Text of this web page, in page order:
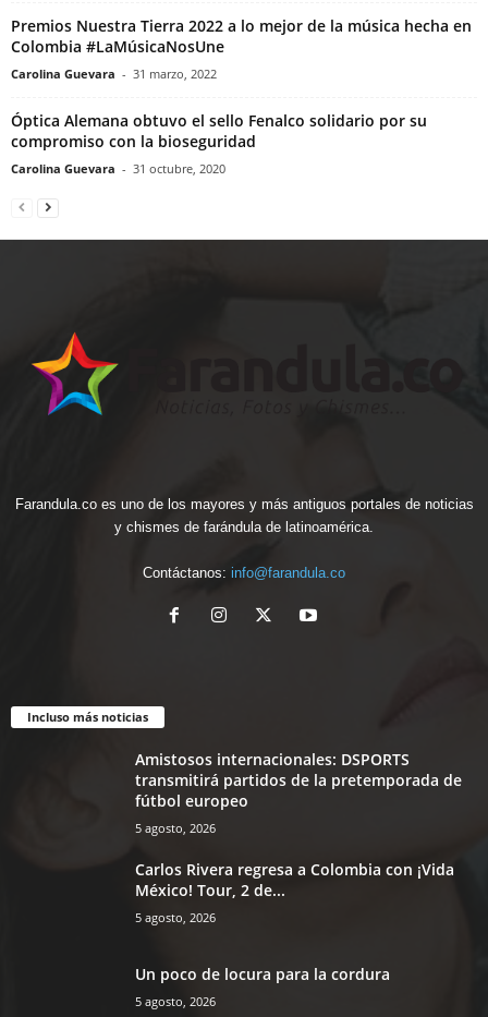
Premios Nuestra Tierra 2022 a lo mejor de la música hecha en
Colombia #LaMúsicaNosUne
Carolina Guevara - 31 marzo, 2022
Óptica Alemana obtuvo el sello Fenalco solidario por su
compromiso con la bioseguridad
Carolina Guevara - 31 octubre, 2020
Farandula.co es uno de los mayores y más antiguos portales de noticias
y chismes de farándula de latinoamérica.
Contáctanos: info@farandula.co
Incluso más noticias
Amistosos internacionales: DSPORTS
transmitirá partidos de la pretemporada de
fútbol europeo
5 agosto, 2026
Carlos Rivera regresa a Colombia con ¡Vida
México! Tour, 2 de...
5 agosto, 2026
Un poco de locura para la cordura
5 agosto, 2026